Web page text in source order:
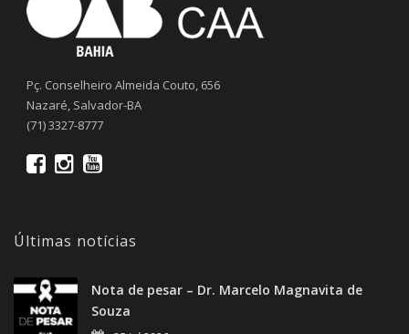
Pç. Conselheiro Almeida Couto, 656
Nazaré, Salvador-BA
(71) 3327-8777
Últimas notícias
Nota de pesar – Dr. Marcelo Magnavita de
Souza